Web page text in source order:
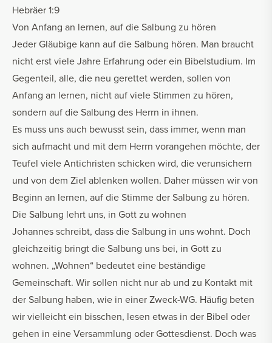
Hebräer 1:9
Von Anfang an lernen, auf die Salbung zu hören
Jeder Gläubige kann auf die Salbung hören. Man braucht
nicht erst viele Jahre Erfahrung oder ein Bibelstudium. Im
Gegenteil, alle, die neu gerettet werden, sollen von
Anfang an lernen, nicht auf viele Stimmen zu hören,
sondern auf die Salbung des Herrn in ihnen.
Es muss uns auch bewusst sein, dass immer, wenn man
sich aufmacht und mit dem Herrn vorangehen möchte, der
Teufel viele Antichristen schicken wird, die verunsichern
und von dem Ziel ablenken wollen. Daher müssen wir von
Beginn an lernen, auf die Stimme der Salbung zu hören.
Die Salbung lehrt uns, in Gott zu wohnen
Johannes schreibt, dass die Salbung in uns wohnt. Doch
gleichzeitig bringt die Salbung uns bei, in Gott zu
wohnen. „Wohnen“ bedeutet eine beständige
Gemeinschaft. Wir sollen nicht nur ab und zu Kontakt mit
der Salbung haben, wie in einer Zweck-WG. Häufig beten
wir vielleicht ein bisschen, lesen etwas in der Bibel oder
gehen in eine Versammlung oder Gottesdienst. Doch was